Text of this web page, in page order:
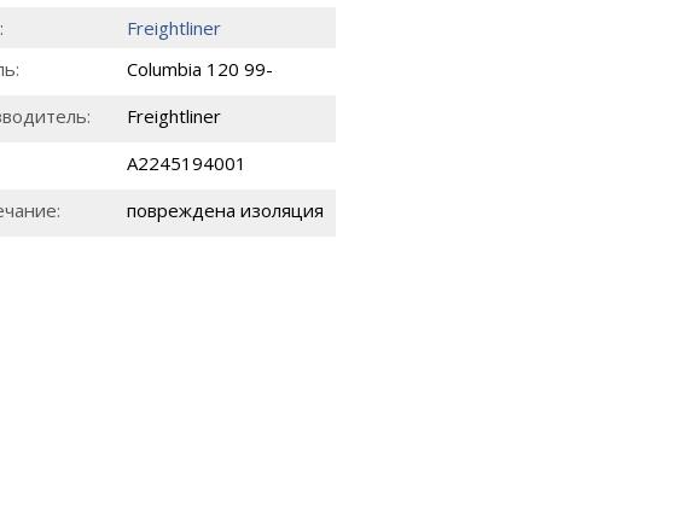
Freightliner
Columbia 120 99-
Freightliner
A2245194001
повреждена изоляция